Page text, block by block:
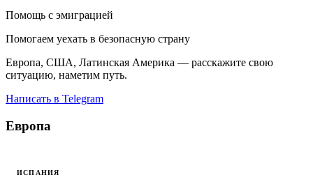
Помощь с эмиграцией
Помогаем уехать в безопасную страну
Европа, США, Латинская Америка — расскажите свою
ситуацию, наметим путь.
Написать в Telegram
Европа
ИСПАНИЯ